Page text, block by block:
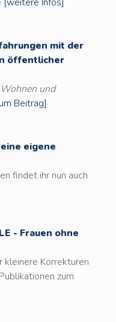
mit der
öffentlicher
und
Beitrag]
eigene
findet ihr nun auch
- Frauen ohne
kleinere Korrekturen
zum